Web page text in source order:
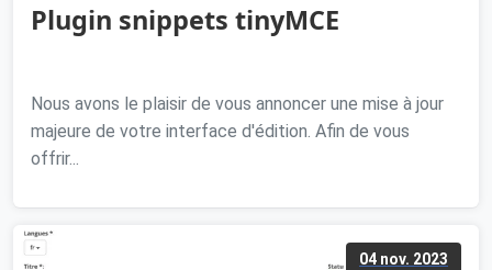
Plugin snippets tinyMCE
Nous avons le plaisir de vous annoncer une mise à jour
majeure de votre interface d'édition. Afin de vous
offrir...
04 nov. 2023